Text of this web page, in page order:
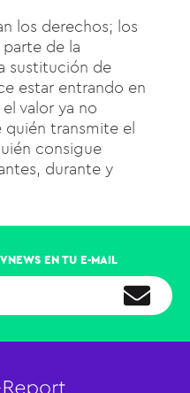
los derechos; los
de la
sustitución de
estar entrando en
valor ya no
transmite el
consigue
durante y
EN TU E-MAIL